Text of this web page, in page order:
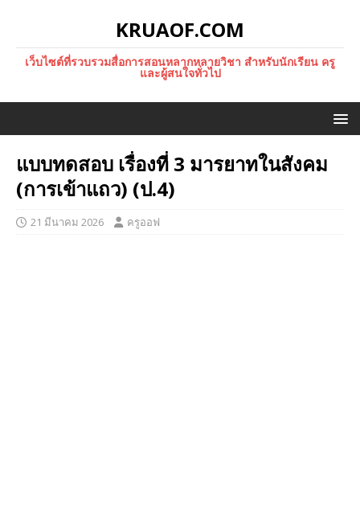
KRUAOF.COM
เว็บไซต์ที่รวบรวมสื่อการสอนหลากหลายวิชา สำหรับนักเรียน ครู
และผู้สนใจทั่วไป
แบบทดสอบ เรื่องที่ 3 มารยาทในสังคม
(การเข้าแถว) (ป.4)
21 มีนาคม 2026 ครูออฟ